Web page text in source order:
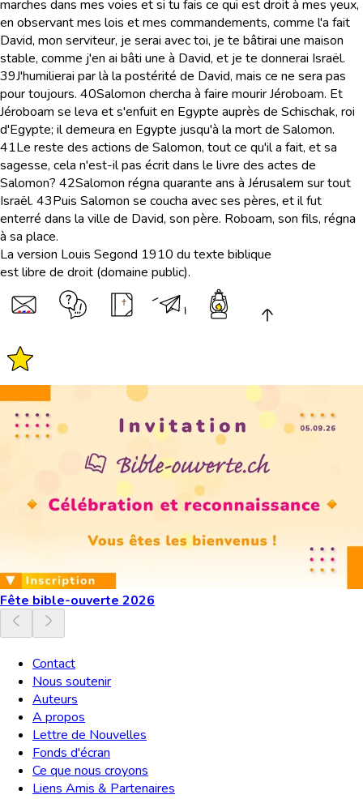
marches dans mes voies et si tu fais ce qui est droit à mes yeux,
en observant mes lois et mes commandements, comme l'a fait
David, mon serviteur, je serai avec toi, je te bâtirai une maison
stable, comme j'en ai bâti une à David, et je te donnerai Israël.
39J'humilierai par là la postérité de David, mais ce ne sera pas
pour toujours. 40Salomon chercha à faire mourir Jéroboam. Et
Jéroboam se leva et s'enfuit en Egypte auprès de Schischak, roi
d'Egypte; il demeura en Egypte jusqu'à la mort de Salomon.
41Le reste des actions de Salomon, tout ce qu'il a fait, et sa
sagesse, cela n'est-il pas écrit dans le livre des actes de
Salomon? 42Salomon régna quarante ans à Jérusalem sur tout
Israël. 43Puis Salomon se coucha avec ses pères, et il fut
enterré dans la ville de David, son père. Roboam, son fils, régna
à sa place.
La version Louis Segond 1910 du texte biblique
est libre de droit (domaine public).
Fête bible-ouverte 2026
Contact
Nous soutenir
Auteurs
A propos
Lettre de Nouvelles
Fonds d'écran
Ce que nous croyons
Liens Amis & Partenaires